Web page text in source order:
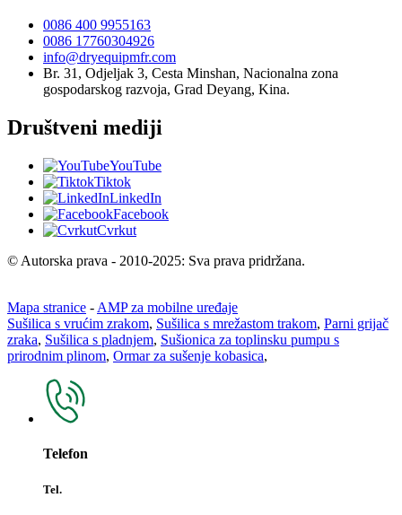
0086 400 9955163
0086 17760304926
info@dryequipmfr.com
Br. 31, Odjeljak 3, Cesta Minshan, Nacionalna zona
gospodarskog razvoja, Grad Deyang, Kina.
Društveni mediji
YouTube
Tiktok
LinkedIn
Facebook
Cvrkut
© Autorska prava - 2010-2025: Sva prava pridržana.
Mapa stranice - AMP za mobilne uređaje
Sušilica s vrućim zrakom, Sušilica s mrežastom trakom, Parni grijač
zraka, Sušilica s pladnjem, Sušionica za toplinsku pumpu s
prirodnim plinom, Ormar za sušenje kobasica,
Telefon
Tel.